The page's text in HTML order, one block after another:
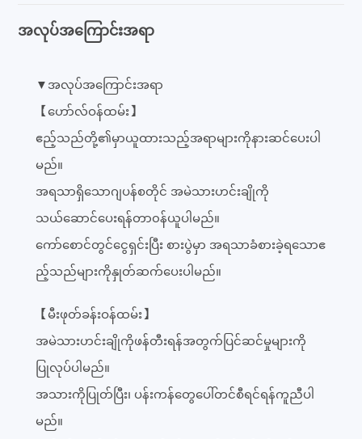
အလုပ်အကြောင်းအရာ
▼အလုပ်အကြောင်းအရာ
【ဟော်လ်ဝန်ထမ်း】
ဧည့်သည်တို့၏မှာယူထားသည့်အရာများကိုနားဆင်ပေးပါ
မည်။
အရသာရှိသောဂျပန်စတိုင် အမဲသားဟင်းချိုကို
သယ်ဆောင်ပေးရန်တာ၀န်ယူပါမည်။
ကော်စောင်တွင်ငွေရှင်းပြီး စားပွဲမှာ အရသာခံစားခဲ့ရသောဧ
ည့်သည်များကိုနှုတ်ဆက်ပေးပါမည်။
【မီးဖုတ်ခန်းဝန်ထမ်း】
အမဲသားဟင်းချိုကိုဖန်တီးရန်အတွက်ပြင်ဆင်မှုများကို
ပြုလုပ်ပါမည်။
အသားကိုပြုတ်ပြီး၊ ပန်းကန်တွေပေါ်တင်စီရင်ရန်ကူညီပါ
မည်။